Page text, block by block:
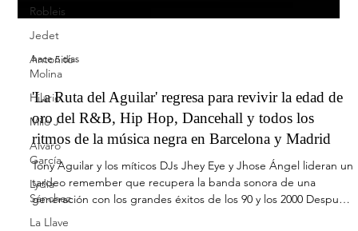
Robleis
Jedet
Antoñito
Molina
Hilario
Milo J
Álvaro
García
Lydia
Sánchez
La Llave
hace 5 días
'La Ruta del Aguilar' regresa para revivir la edad de